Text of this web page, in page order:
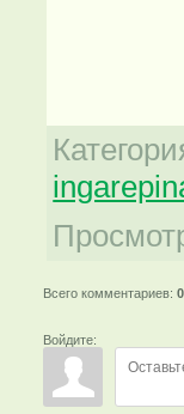
Всего комментариев:0
Войдите: